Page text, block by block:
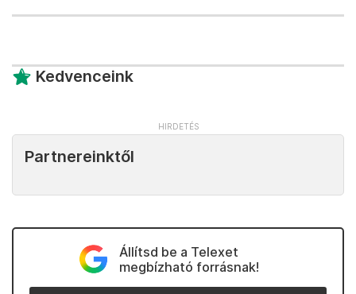
Kedvenceink
Partnereinktől
Állítsd be a Telexet
megbízható forrásnak!